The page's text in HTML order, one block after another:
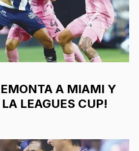
A MIAMI Y
LEAGUES CUP!